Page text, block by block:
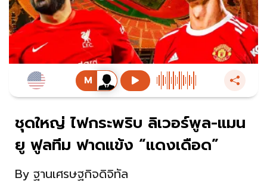
ชุดใหญ่ ไฟกระพริบ ลิเวอร์พูล-แมน
ยู ฟูลทีม ฟาดแข้ง “แดงเดือด”
By ฐานเศรษฐกิจดิจิทัล